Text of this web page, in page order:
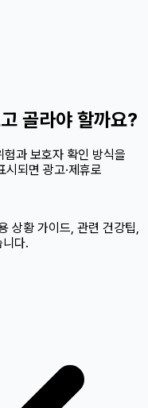
골라야 할까요?
과 보호자 확인 방식을
되면 광고·제휴로
상황 가이드, 관련 건강팁,
다.